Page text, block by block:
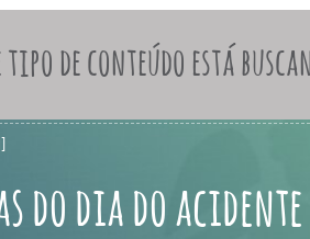
tipo de conteúdo está
dia do acidente